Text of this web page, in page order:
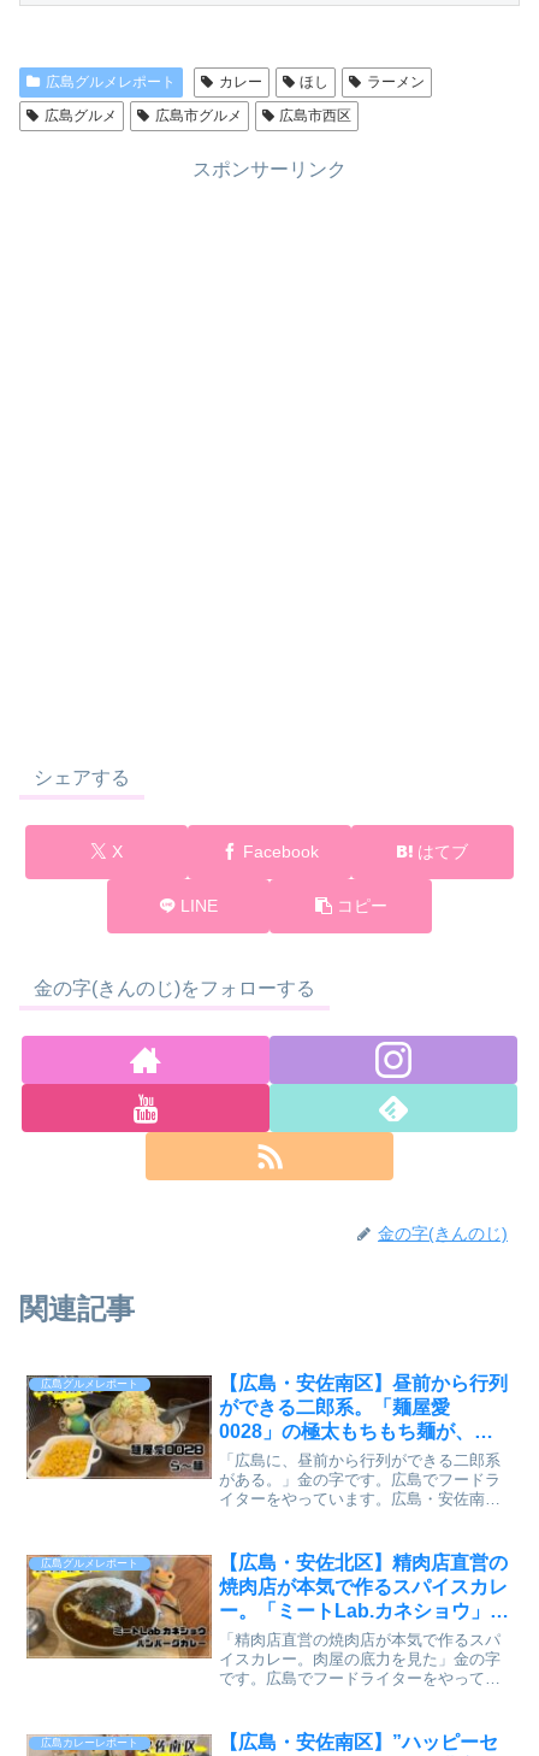
広島グルメレポート カレー ほし
ラーメン
広島グルメ
広島市グルメ 広島市西区
スポンサーリンク
シェアする
X Facebook はてブ
LINE コピー
金の字(きんのじ)をフォローする
金の字(きんのじ)
関連記事
広島グルメレポート
【広島・安佐南区】昼前から行列
ができる二郎系。「麺屋愛
0028」の極太もちもち麺が、ガ
ッツリしたい日の正解だった【か
えるのピクルスと実食レビュー】
「広島に、昼前から行列ができる二郎系
がある。」金の字です。広島でフードラ
イターをやっています。広島・安佐南区
島に二郎系インスパイアを広めた、パイ
オニア的なお店です。...
広島グルメレポート
【広島・安佐北区】精肉店直営の
焼肉店が本気で作るスパイスカレ
ー。「ミートLab.カネショウ」の
ハンバーグカレーで肉屋の底力を
見た【かえるのピクルスと実食レ
ビュー】
「精肉店直営の焼肉店が本気で作るスパ
イスカレー。肉屋の底力を見た」金の字
です。広島でフードライターをやってい
聞いて行ってきました。過去に中広店に
広島カレーレポート
【広島・安佐南区】”ハッピーセ